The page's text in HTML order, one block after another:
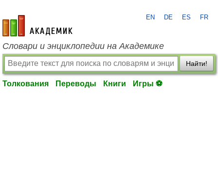
academic.ru
EN DE ES FR
Словари и энциклопедии на Академике
Найти!
Толкования Переводы Книги Игры ⚽